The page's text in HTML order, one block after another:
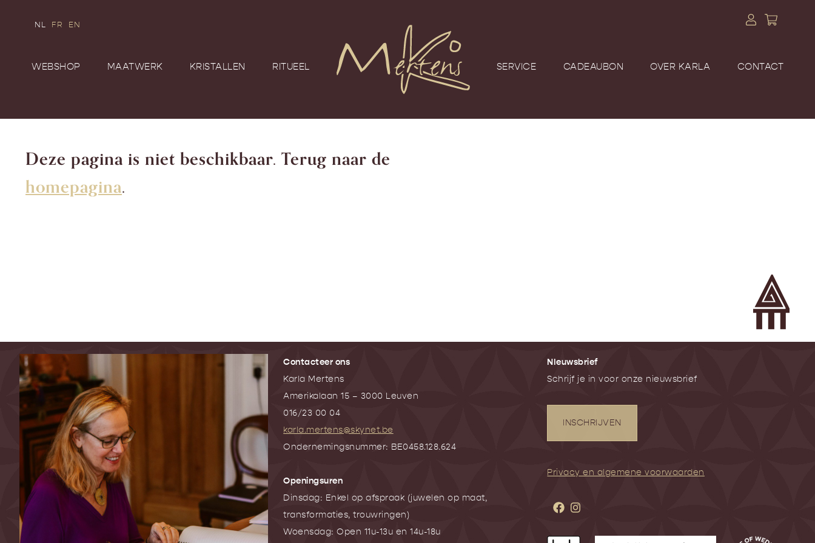
NL FR EN
WEBSHOP MAATWERK KRISTALLEN RITUEEL SERVICE CADEAUBON OVER KARLA CONTACT
Deze pagina is niet beschikbaar. Terug naar de
homepagina.
Contacteer ons
Karla Mertens
Amerikalaan 15 – 3000 Leuven
016/23 00 04
karla.mertens@skynet.be
Ondernemingsnummer: BE0458.128.624
Openingsuren
Dinsdag: Enkel op afspraak (juwelen op maat,
transformaties, trouwringen)
Woensdag: Open 11u-13u en 14u-18u
NIeuwsbrief
Schrijf je in voor onze nieuwsbrief
INSCHRIJVEN
Privacy en algemene voorwaarden